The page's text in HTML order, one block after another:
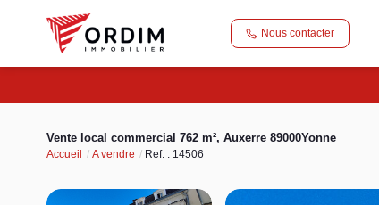
Nous contacter
Vente local commercial 762 m², Auxerre 89000Yonne
Accueil A vendre Ref. : 14506